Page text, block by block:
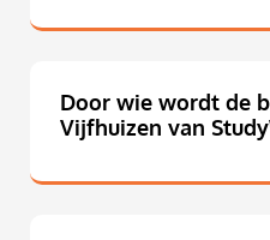
Door wie wordt de
Vijfhuizen van